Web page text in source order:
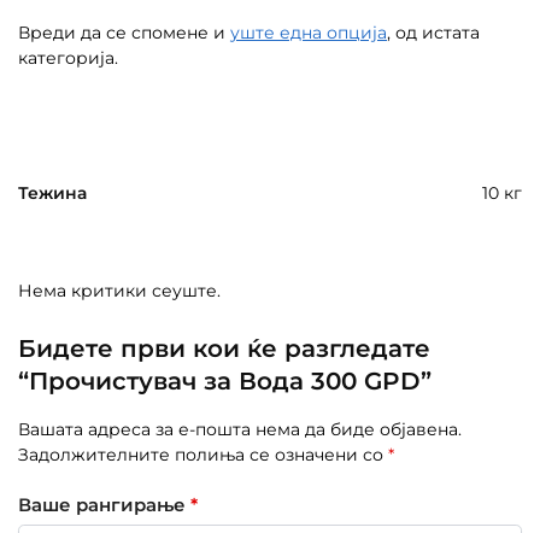
Вреди да се спомене и уште една опција, од истата
категорија.
Тежина 10 кг
Нема критики сеуште.
Бидете први кои ќе разгледате
“Прочистувач за Вода 300 GPD”
Вашата адреса за е-пошта нема да биде објавена.
Задолжителните полиња се означени со *
Ваше рангирање *